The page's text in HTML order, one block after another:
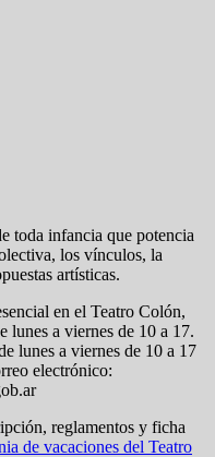
toda infancia que potencia
los vínculos, la
artísticas.
en el Teatro Colón,
lunes a viernes de 10 a 17.
lunes a viernes de 10 a 17
electrónico:
reglamentos y ficha
de vacaciones del Teatro